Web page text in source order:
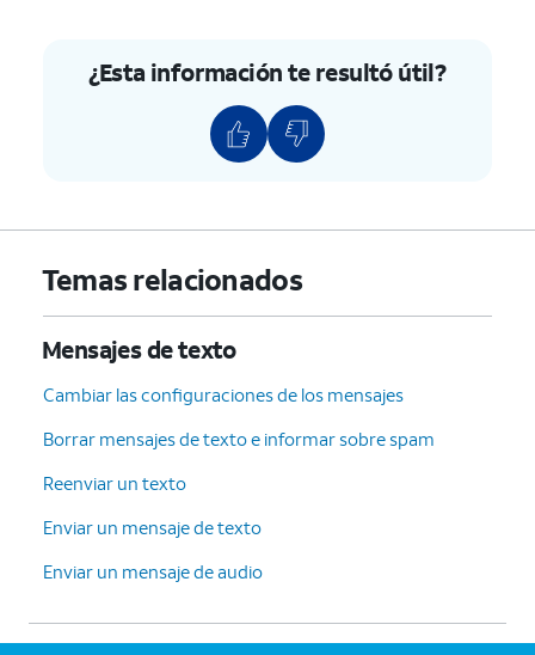
¿Esta información te resultó útil?
Temas relacionados
Mensajes de texto
Cambiar las configuraciones de los mensajes
Borrar mensajes de texto e informar sobre spam
Reenviar un texto
Enviar un mensaje de texto
Enviar un mensaje de audio